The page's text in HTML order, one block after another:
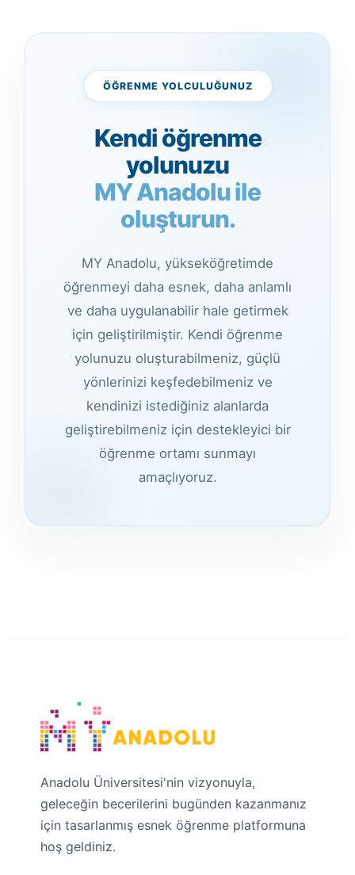
ÖĞRENME YOLCULUĞUNUZ
Kendi öğrenme
yolunuzu
MY Anadolu ile
oluşturun.
MY Anadolu, yükseköğretimde
öğrenmeyi daha esnek, daha anlamlı
ve daha uygulanabilir hale getirmek
için geliştirilmiştir. Kendi öğrenme
yolunuzu oluşturabilmeniz, güçlü
yönlerinizi keşfedebilmeniz ve
kendinizi istediğiniz alanlarda
geliştirebilmeniz için destekleyici bir
öğrenme ortamı sunmayı
amaçlıyoruz.
Anadolu Üniversitesi'nin vizyonuyla,
geleceğin becerilerini bugünden kazanmanız
için tasarlanmış esnek öğrenme platformuna
hoş geldiniz.